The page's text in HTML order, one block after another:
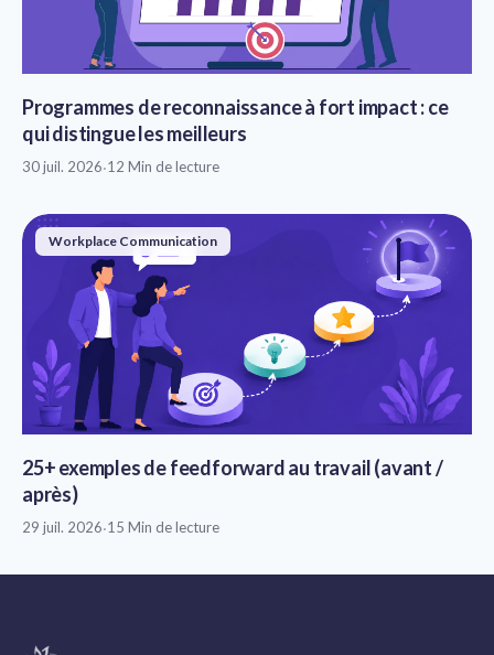
Programmes de reconnaissance à fort impact : ce
qui distingue les meilleurs
30 juil. 2026·12 Min de lecture
Workplace Communication
25+ exemples de feedforward au travail (avant /
après)
29 juil. 2026·15 Min de lecture